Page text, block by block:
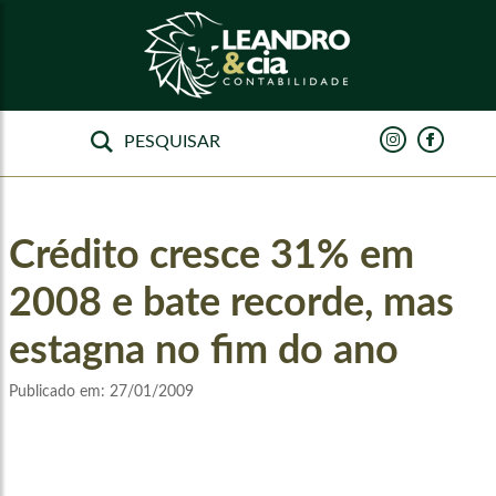
Crédito cresce 31% em
2008 e bate recorde, mas
estagna no fim do ano
Publicado em: 27/01/2009